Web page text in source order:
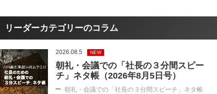
リーダーカテゴリーのコラム
2026.08.5 NEW
朝礼・会議での「社長の３分間スピー
チ」ネタ帳（2026年8月5日号）
朝礼・会議での「社長の３分間スピーチ」ネタ帳